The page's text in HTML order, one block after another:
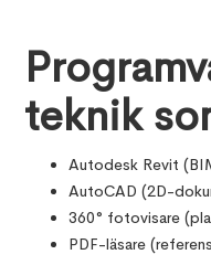
teknik
Autodesk Revit
AutoCAD (2D-
360° fotovisare
PDF-läsare